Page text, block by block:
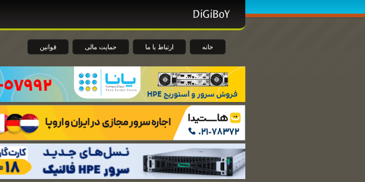
خانه ارتباط با ما حمایت مالی قوانین